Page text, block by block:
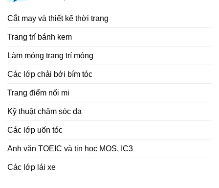
Cắt may và thiết kế thời trang
Trang trí bánh kem
Làm móng trang trí móng
Các lớp chải bới bím tóc
Trang điểm nối mi
Kỹ thuật chăm sóc da
Các lớp uốn tóc
Anh văn TOEIC và tin học MOS, IC3
Các lớp lái xe